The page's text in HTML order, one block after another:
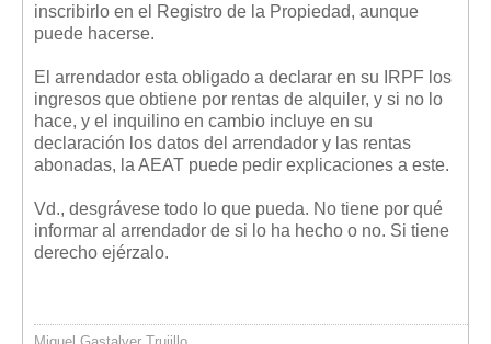
inscribirlo en el Registro de la Propiedad, aunque
puede hacerse.
El arrendador esta obligado a declarar en su IRPF los
ingresos que obtiene por rentas de alquiler, y si no lo
hace, y el inquilino en cambio incluye en su
declaración los datos del arrendador y las rentas
abonadas, la AEAT puede pedir explicaciones a este.
Vd., desgrávese todo lo que pueda. No tiene por qué
informar al arrendador de si lo ha hecho o no. Si tiene
derecho ejérzalo.